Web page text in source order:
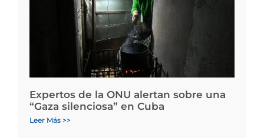
Expertos de la ONU alertan sobre una
“Gaza silenciosa” en Cuba
Leer Más >>